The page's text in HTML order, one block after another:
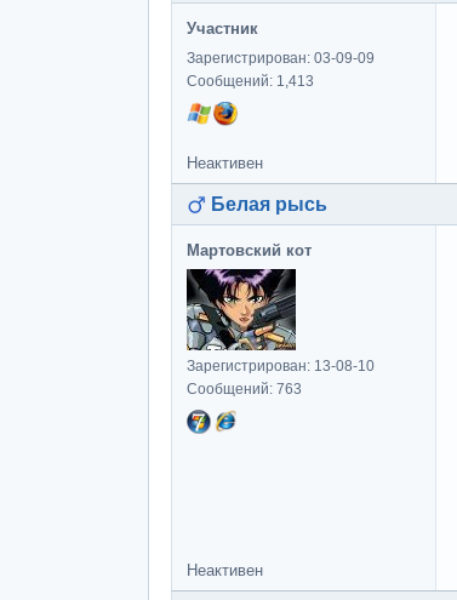
Участник
Зарегистрирован: 03-09-09
Сообщений: 1,413
Неактивен
Белая рысь
Мартовский кот
Зарегистрирован: 13-08-10
Сообщений: 763
Неактивен